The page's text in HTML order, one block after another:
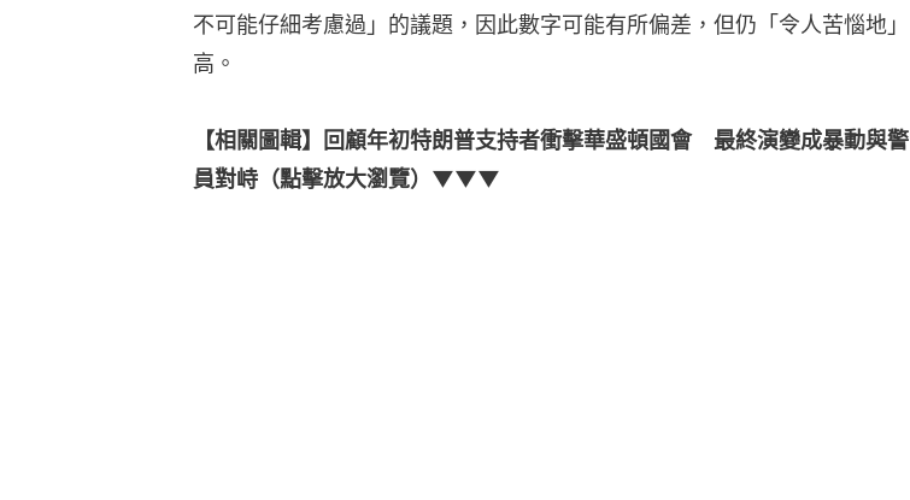
不可能仔細考慮過」的議題，因此數字可能有所偏差，但仍「令人苦惱地」
高。
【相關圖輯】回顧年初特朗普支持者衝擊華盛頓國會　最終演變成暴動與警
員對峙（點擊放大瀏覽）▼▼▼